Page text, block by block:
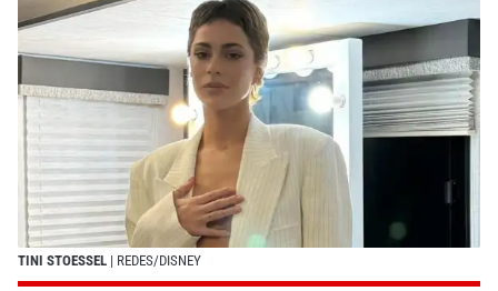
TINI STOESSEL | REDES/DISNEY